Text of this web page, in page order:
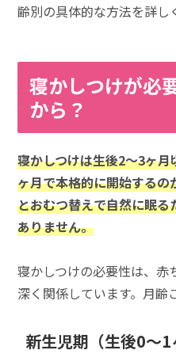
齢別の具体的な方法を詳し
寝かしつけが必
から？
寝かしつけは生後2～3ヶ
ヶ月で本格的に開始する
とおむつ替えで自然に眠
ありません。
寝かしつけの必要性は、赤
深く関係しています。月齢
新生児期（生後0～